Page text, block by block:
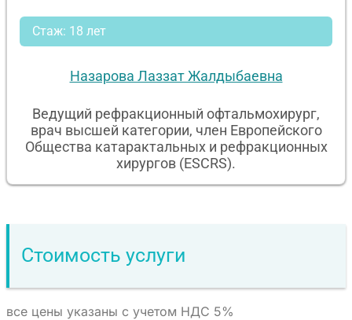
Стаж: 18 лет
Назарова Лаззат Жалдыбаевна
Ведущий рефракционный офтальмохирург,
врач высшей категории, член Европейского
Общества катарактальных и рефракционных
хирургов (ESCRS).
Стоимость услуги
все цены указаны с учетом НДС 5%